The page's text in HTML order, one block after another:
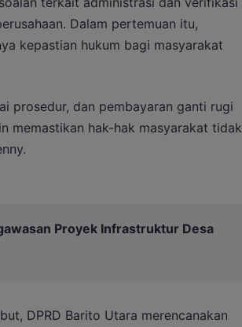
Dalam pertemuan itu,
kepastian hukum bagi masyarakat
prosedur, dan pembayaran ganti rugi
memastikan hak-hak masyarakat tidak
Proyek Infrastruktur Desa
DPRD Barito Utara merencanakan